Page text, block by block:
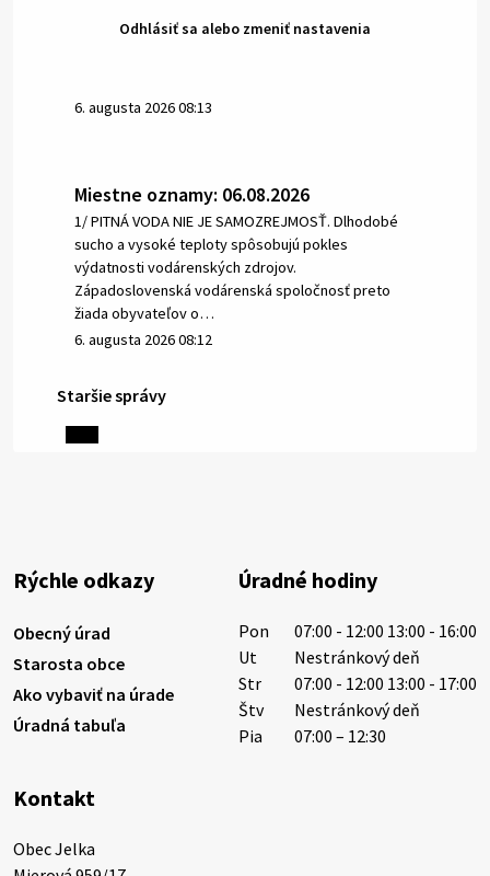
Odhlásiť sa alebo zmeniť nastavenia
6. augusta 2026 08:13
Miestne oznamy: 06.08.2026
1/ PITNÁ VODA NIE JE SAMOZREJMOSŤ. Dlhodobé
sucho a vysoké teploty spôsobujú pokles
výdatnosti vodárenských zdrojov.
Západoslovenská vodárenská spoločnosť preto
žiada obyvateľov o…
6. augusta 2026 08:12
5. augusta 2026 13:10
hlbokým zármutkom Vám oznamujeme, že vo veku
73 rokov nás opustila Irena Tanková, rodená
5. augusta 2026 12:59
3. augusta 2026 08:45
Smútočné oznamy: 03.08.2026 1/ Vážení obyvatelia!S
hlbokým zármutkom Vám oznamujeme, že vo veku
Staršie správy
Rýchle odkazy
Obecný úrad
Starosta obce
Ako vybaviť na úrade
Úradná tabuľa
Úradné hodiny
Pon
07:00 - 12:00 13:00 - 16:00
Ut
Nestránkový deň
Str
07:00 - 12:00 13:00 - 17:00
Štv
Nestránkový deň
Pia
07:00 – 12:30
Kontakt
Obec Jelka